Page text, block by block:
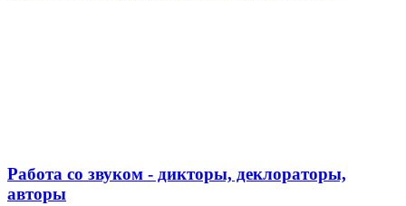
Работа со звуком - дикторы, деклораторы,
авторы